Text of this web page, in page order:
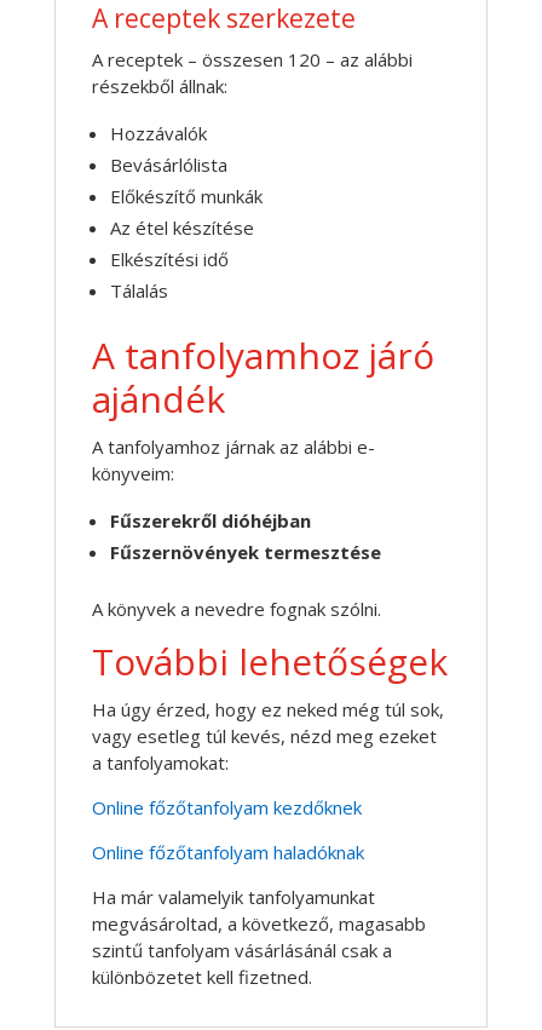
A receptek szerkezete
A receptek – összesen 120 – az alábbi
részekből állnak:
Hozzávalók
Bevásárlólista
Előkészítő munkák
Az étel készítése
Elkészítési idő
Tálalás
A tanfolyamhoz járó
ajándék
A tanfolyamhoz járnak az alábbi e-
könyveim:
Fűszerekről dióhéjban
Fűszernövények termesztése
A könyvek a nevedre fognak szólni.
További lehetőségek
Ha úgy érzed, hogy ez neked még túl sok,
vagy esetleg túl kevés, nézd meg ezeket
a tanfolyamokat:
Online főzőtanfolyam kezdőknek
Online főzőtanfolyam haladóknak
Ha már valamelyik tanfolyamunkat
megvásároltad, a következő, magasabb
szintű tanfolyam vásárlásánál csak a
különbözetet kell fizetned.